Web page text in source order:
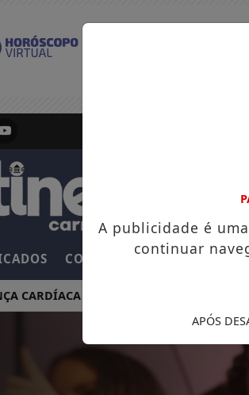
COLUNAS EMPREGOS
NA MÃE
A publicidade é
continuar
APÓS